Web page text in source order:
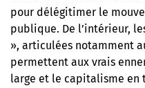
pour délégitimer le
publique. De l’intérieur,
», articulées notamment
permettent aux vrais
large et le capitalisme en